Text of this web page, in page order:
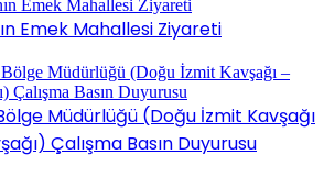
Emek Mahallesi Ziyareti
Müdürlüğü (Doğu İzmit Kavşağı
Çalışma Basın Duyurusu